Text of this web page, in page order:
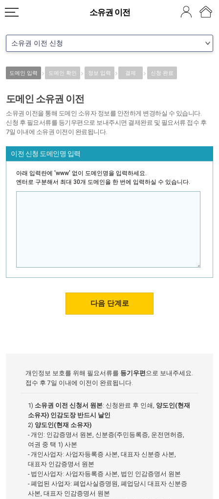
소유권 이전
도메인 입력 도메인 확인 정보 입력 결제 신청 완료
도메인 소유권 이전
소유권 이전을 통해 도메인 소유자 정보를 안전하게 변경하실 수 있습니다.
신청 후 필요서류를 등기우편으로 보내주시면 결제완료 및 필요서류 접수 후
7일 이내에 소유권 이전이 완료됩니다.
이전 신청 도메인명 입력
아래 입력란에 'www' 없이 도메인명을 입력하세요.
엔터로 구분해서 최대 30개 도메인을 한 번에 입력하실 수 있습니다.
개인정보 보호를 위해 필요서류를 등기우편으로 보내주세요.
접수 후 7일 이내에 이전이 완료됩니다.
1) 소유권 이전 신청서 원본: 신청완료 후 인쇄, 양도인(현재
소유자) 인감도장 반드시 날인
2) 양도인(현재 소유자)
- 개인: 인감증명서 원본, 신분증(주민등록증, 운전면허증,
여권 중 택 1) 사본
- 개인사업자: 사업자등록증 사본, 대표자 신분증 사본,
대표자 인감증명서 원본
- 법인사업자: 사업자등록증 사본, 법인 인감증명서 원본
- 폐업된 사업자: 폐업사실증명원, 폐업당시 대표자 신분증
사본, 대표자 인감증명서 원본